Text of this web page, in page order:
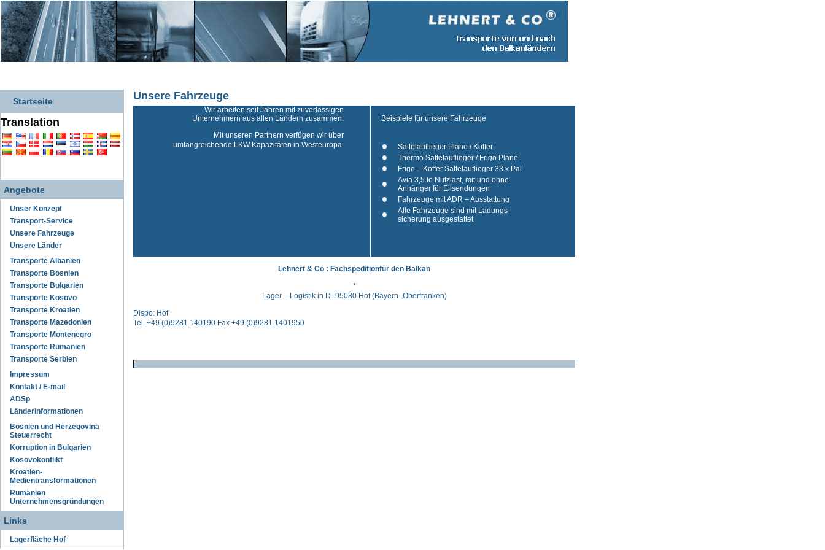
Startseite
Translation
Angebote
Unser Konzept
Transport-Service
Unsere Fahrzeuge
Unsere Länder
Transporte Albanien
Transporte Bosnien
Transporte Bulgarien
Transporte Kosovo
Transporte Kroatien
Transporte Mazedonien
Transporte Montenegro
Transporte Rumänien
Transporte Serbien
Impressum
Kontakt / E-mail
ADSp
Länderinformationen
Bosnien und Herzegovina
Steuerrecht
Korruption in Bulgarien
Kosovokonflikt
Kroatien-
Medientransformationen
Rumänien
Unternehmensgründungen
Links
Lagerfläche Hof
Unsere Fahrzeuge
Wir arbeiten seit Jahren mit zuverlässigen
Unternehmern aus allen Ländern zusammen.
Mit unseren Partnern verfügen wir über
umfangreichende LKW Kapazitäten in Westeuropa.
Beispiele für unsere Fahrzeuge
Sattelauflieger Plane / Koffer
Thermo Sattelauflieger / Frigo Plane
Frigo – Koffer Sattelauflieger 33 x Pal
Avia 3,5 to Nutzlast, mit und ohne
Anhänger für Eilsendungen
Fahrzeuge mit ADR – Ausstattung
Alle Fahrzeuge sind mit Ladungs-
sicherung ausgestattet
Lehnert & Co : Fachspeditionfür den Balkan
*
Lager – Logistik in D- 95030 Hof (Bayern- Oberfranken)
Dispo: Hof
Tel. +49 (0)9281 140190 Fax +49 (0)9281 1401950